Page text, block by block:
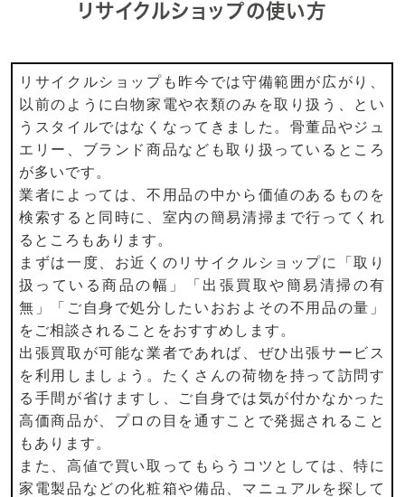
リサイクルショップの使い方
リサイクルショップも昨今では守備範囲が広がり、
以前のように白物家電や衣類のみを取り扱う、とい
うスタイルではなくなってきました。骨董品やジュ
エリー、ブランド商品なども取り扱っているところ
が多いです。
業者によっては、不用品の中から価値のあるものを
検索すると同時に、室内の簡易清掃まで行ってくれ
るところもあります。
まずは一度、お近くのリサイクルショップに「取り
扱っている商品の幅」「出張買取や簡易清掃の有
無」「ご自身で処分したいおおよその不用品の量」
をご相談されることをおすすめします。
出張買取が可能な業者であれば、ぜひ出張サービス
を利用しましょう。たくさんの荷物を持って訪問す
る手間が省けますし、ご自身では気が付かなかった
高価商品が、プロの目を通すことで発掘されること
もあります。
また、高値で買い取ってもらうコツとしては、特に
家電製品などの化粧箱や備品、マニュアルを探して